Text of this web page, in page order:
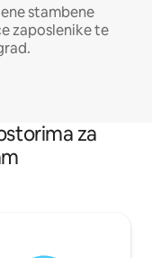
stambene
zaposlenike te
za